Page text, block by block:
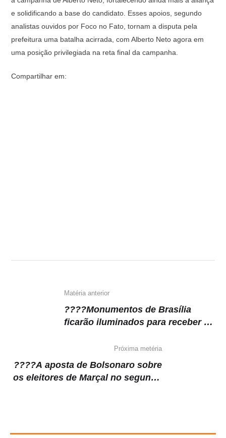
e solidificando a base do candidato. Esses apoios, segundo
analistas ouvidos por Foco no Fato, tornam a disputa pela
prefeitura uma batalha acirrada, com Alberto Neto agora em
uma posição privilegiada na reta final da campanha.
Compartilhar em:
Matéria anterior
????Monumentos de Brasília
ficarão iluminados para receber a
Próxima metéria
????A aposta de Bolsonaro sobre
os eleitores de Marçal no segundo